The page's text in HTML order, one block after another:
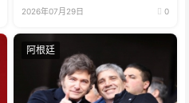
2026年07月29日 0
阿根廷